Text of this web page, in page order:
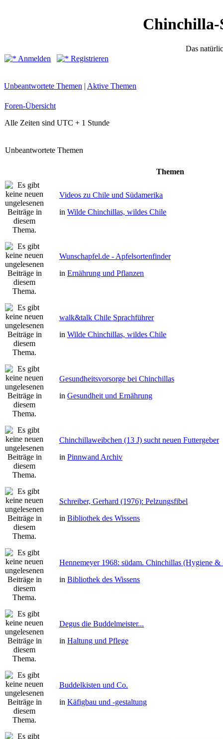
Chinchilla-
Das
Anmelden
Registrieren
Unbeantwortete Themen | Aktive Themen
Foren-Übersicht
Alle Zeiten sind UTC + 1 Stunde
Unbeantwortete Themen
Themen
Videos zu Chile und Südamerika
in Wilde Chinchillas, wildes Chile
Wunschapfel.de - Apfelsortenfinder
in Ernährung und Pflanzen
walk&talk Chile Sprachführer
in Wilde Chinchillas, wildes Chile
Gesundheitsvorsorge bei Chinchillas
in Gesundheit und Ernährung
Chinchillaweibchen (13 J) sucht neuen Futtergeber
in Pinnwand Archiv
Schreiber, Gerhard (1976): Pelzungsfibel
in Bibliothek des Wissens
Hennemeyer 1968: südam. Chinchillas (Hygiene
in Bibliothek des Wissens
Degus die Buddelmeister...
in Haltung und Pflege
Buddelkisten und Co.
in Käfigbau und -gestaltung